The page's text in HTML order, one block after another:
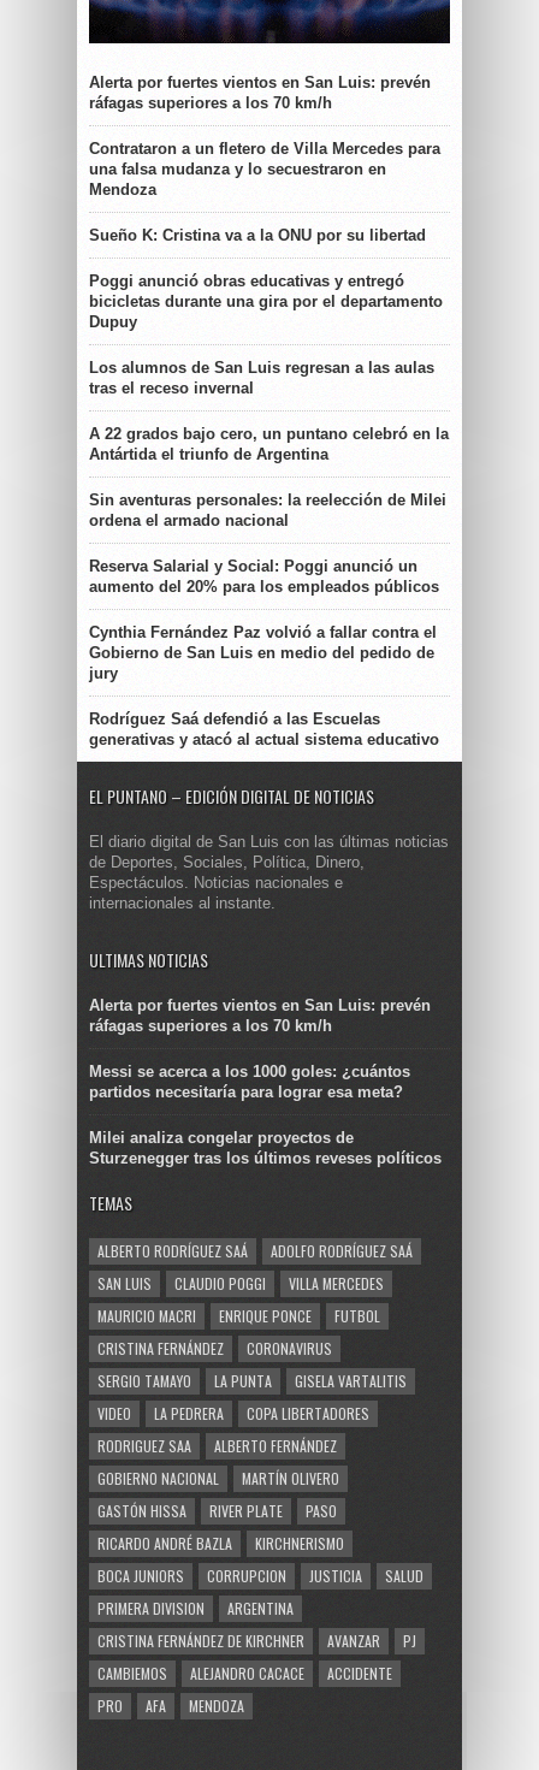
Alerta por fuertes vientos en San Luis: prevén
ráfagas superiores a los 70 km/h
Contrataron a un fletero de Villa Mercedes para
una falsa mudanza y lo secuestraron en
Mendoza
Sueño K: Cristina va a la ONU por su libertad
Poggi anunció obras educativas y entregó
bicicletas durante una gira por el departamento
Dupuy
Los alumnos de San Luis regresan a las aulas
tras el receso invernal
A 22 grados bajo cero, un puntano celebró en la
Antártida el triunfo de Argentina
Sin aventuras personales: la reelección de Milei
ordena el armado nacional
Reserva Salarial y Social: Poggi anunció un
aumento del 20% para los empleados públicos
Cynthia Fernández Paz volvió a fallar contra el
Gobierno de San Luis en medio del pedido de
jury
Rodríguez Saá defendió a las Escuelas
generativas y atacó al actual sistema educativo
EL PUNTANO – EDICIÓN DIGITAL DE NOTICIAS
El diario digital de San Luis con las últimas noticias
de Deportes, Sociales, Política, Dinero,
Espectáculos. Noticias nacionales e
internacionales al instante.
ULTIMAS NOTICIAS
Alerta por fuertes vientos en San Luis: prevén
ráfagas superiores a los 70 km/h
Messi se acerca a los 1000 goles: ¿cuántos
partidos necesitaría para lograr esa meta?
Milei analiza congelar proyectos de
Sturzenegger tras los últimos reveses políticos
TEMAS
ALBERTO RODRÍGUEZ SAÁ
ADOLFO RODRÍGUEZ SAÁ
SAN LUIS
CLAUDIO POGGI
VILLA MERCEDES
MAURICIO MACRI
ENRIQUE PONCE
FUTBOL
CRISTINA FERNÁNDEZ
CORONAVIRUS
SERGIO TAMAYO
LA PUNTA
GISELA VARTALITIS
VIDEO
LA PEDRERA
COPA LIBERTADORES
RODRIGUEZ SAA
ALBERTO FERNÁNDEZ
GOBIERNO NACIONAL
MARTÍN OLIVERO
GASTÓN HISSA
RIVER PLATE
PASO
RICARDO ANDRÉ BAZLA
KIRCHNERISMO
BOCA JUNIORS
CORRUPCION JUSTICIA
SALUD
PRIMERA DIVISION
ARGENTINA
CRISTINA FERNÁNDEZ DE KIRCHNER
AVANZAR
PJ
CAMBIEMOS
ALEJANDRO CACACE
ACCIDENTE
PRO
AFA MENDOZA